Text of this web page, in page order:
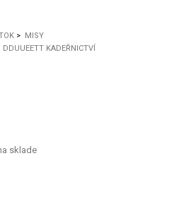
> MISY
DDUUEETT KADEŘNICTVÍ
sklade